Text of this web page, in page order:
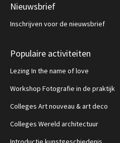
Nieuwsbrief
Inschrijven voor de nieuwsbrief
Populaire activiteiten
Lezing In the name of love
Workshop Fotografie in de praktijk
Colleges Art nouveau & art deco
Colleges Wereld architectuur